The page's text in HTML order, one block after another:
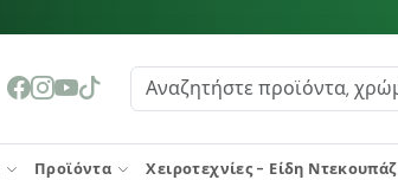
Προϊόντα Χειροτεχνίες - Είδη Ντεκουπάζ